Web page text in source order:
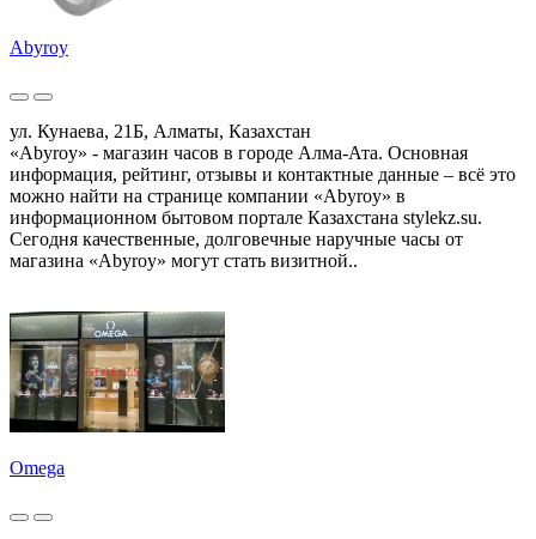
Abyroy
ул. Кунаева, 21Б, Алматы, Казахстан
«Abyroy» - магазин часов в городе Алма-Ата. Основная
информация, рейтинг, отзывы и контактные данные – всё это
можно найти на странице компании «Abyroy» в
информационном бытовом портале Казахстана stylekz.su.
Сегодня качественные, долговечные наручные часы от
магазина «Abyroy» могут стать визитной..
Omega